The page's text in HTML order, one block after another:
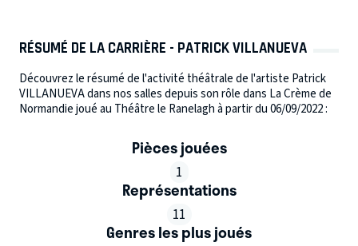
RÉSUMÉ DE LA CARRIÈRE - PATRICK VILLANUEVA
Découvrez le résumé de l'activité théâtrale de l'artiste Patrick
VILLANUEVA dans nos salles depuis son rôle dans La Crème de
Normandie joué au Théâtre le Ranelagh à partir du 06/09/2022 :
Pièces jouées
1
Représentations
11
Genres les plus joués